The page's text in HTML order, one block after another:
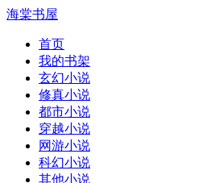
海棠书屋
首页
我的书架
玄幻小说
修真小说
都市小说
穿越小说
网游小说
科幻小说
其他小说